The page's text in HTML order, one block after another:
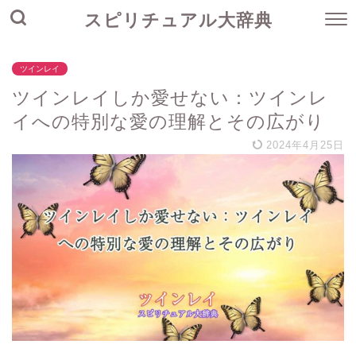
スピリチュアル大辞典
ツインレイ
ツインレイしか愛せない：ツインレ
イへの特別な愛の理解とその広がり
2024年4月25日